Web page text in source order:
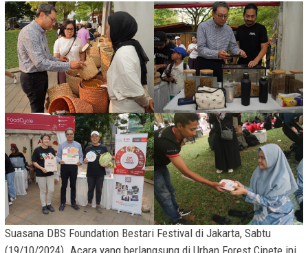
Suasana DBS Foundation Bestari Festival di Jakarta, Sabtu
(19/10/2024). Acara yang berlangsung di Urban Forest Cipete ini